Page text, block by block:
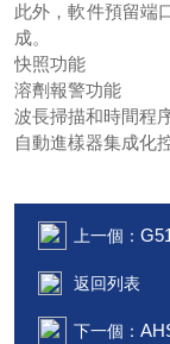
此外，軟件預留端
成。
快照功能
溶劑報警功能
波長掃描和時間程
自動進樣器集成化
上一個：
返回列表
下一個：